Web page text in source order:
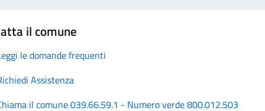
il comune
le domande frequenti
Assistenza
il comune 039.66.59.1 - Numero verde 800.012.503